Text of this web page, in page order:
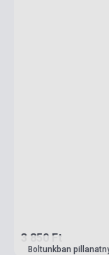
3 850 Ft
Boltunkban